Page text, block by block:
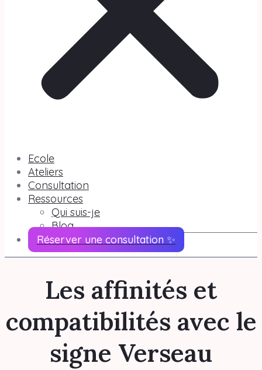
Ecole
Ateliers
Consultation
Ressources
Qui suis-je
Blog
Réserver une consultation ✨
Les affinités et
compatibilités avec le
signe Verseau